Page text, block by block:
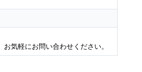
お気軽にお問い合わせください。